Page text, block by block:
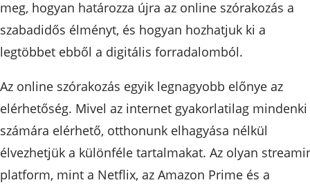
meg, hogyan határozza újra az online szórakozás a
szabadidős élményt, és hogyan hozhatjuk ki a
legtöbbet ebből a digitális forradalomból.
Az online szórakozás egyik legnagyobb előnye az
elérhetőség. Mivel az internet gyakorlatilag mindenki
számára elérhető, otthonunk elhagyása nélkül
élvezhetjük a különféle tartalmakat. Az olyan
platform, mint a Netflix, az Amazon Prime és a